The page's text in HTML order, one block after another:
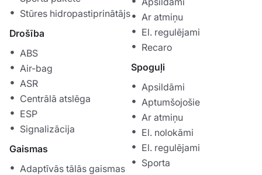
Stūres hidropastiprinātājs
Drošība
ABS
Air-bag
ASR
Centrālā atslēga
ESP
Signalizācija
Gaismas
Adaptīvās tālās gaismas
Ar atmiņu
El. regulējami
Recaro
Spoguļi
Apsildāmi
Aptumšojošie
Ar atmiņu
El. nolokāmi
El. regulējami
Sporta